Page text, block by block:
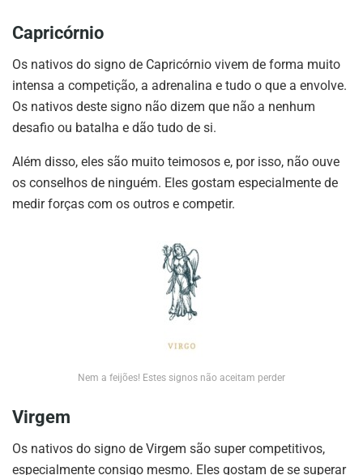
Capricórnio
Os nativos do signo de Capricórnio vivem de forma muito
intensa a competição, a adrenalina e tudo o que a envolve.
Os nativos deste signo não dizem que não a nenhum
desafio ou batalha e dão tudo de si.
Além disso, eles são muito teimosos e, por isso, não ouve
os conselhos de ninguém. Eles gostam especialmente de
medir forças com os outros e competir.
Nem a feijões! Estes signos não aceitam perder
Virgem
Os nativos do signo de Virgem são super competitivos,
especialmente consigo mesmo. Eles gostam de se superar